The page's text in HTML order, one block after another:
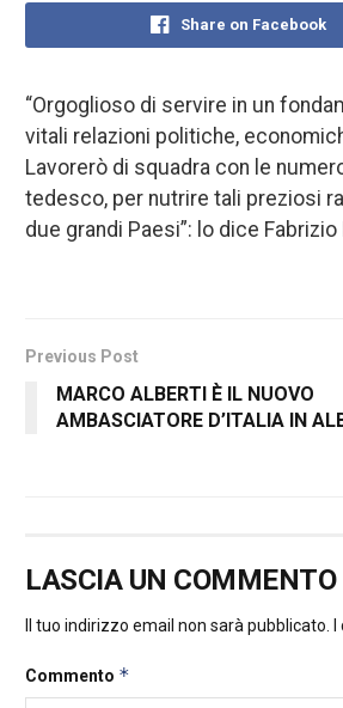
Share on Facebook
“Orgoglioso di servire in un
vitali relazioni politiche,
Lavorerò di squadra con le
tedesco, per nutrire tali preziosi
due grandi Paesi”: lo dice
Previous Post
MARCO ALBERTI È IL NUOVO
AMBASCIATORE D’ITALIA IN
LASCIA UN COMMENTO
Il tuo indirizzo email non sarà pubblicato. I
Commento *